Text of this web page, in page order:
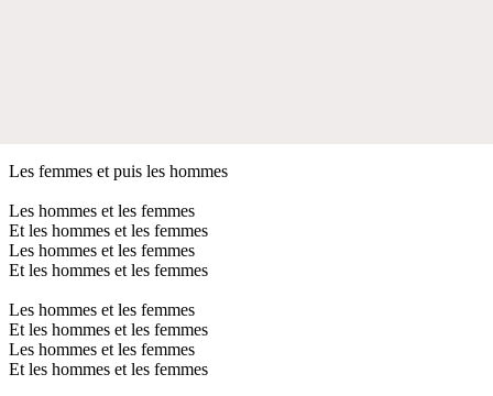
Les femmes et puis les hommes
Les hommes et les femmes
Et les hommes et les femmes
Les hommes et les femmes
Et les hommes et les femmes
Les hommes et les femmes
Et les hommes et les femmes
Les hommes et les femmes
Et les hommes et les femmes